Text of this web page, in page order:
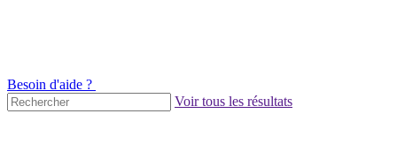
Besoin d'aide ?
Voir tous les résultats